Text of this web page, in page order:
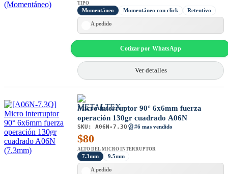
TIPO
Momentáneo Momentáneo con click Retentivo
A pedido
Cotizar por WhatsApp
Ver detalles
Micro interruptor 90° 6x6mm fuerza
operación 130gr cuadrado A06N
SKU: A06N-7.3Q #6 mas vendido
$80
ALTO DEL MICRO INTERRUPTOR
7.3mm 9.5mm
A pedido